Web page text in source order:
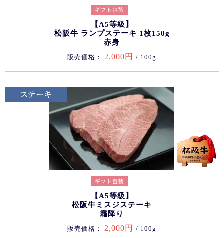
【A5等級】
松阪牛 ランプステーキ 1枚150g
赤身
販売価格： 2,000円 / 100g
【A5等級】
松阪牛ミスジステーキ
霜降り
販売価格： 2,000円 / 100g